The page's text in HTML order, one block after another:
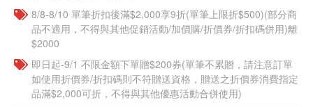
8/8-8/10 單筆折扣後滿$2,000享9折(單筆上限折$500)(部分商
品不適用，不得與其他促銷活動/加價購/折價券/折扣碼併用)離
$2000
即日起-9/1 不限金額下單贈$200券(單筆不累贈，請注意訂單
如使用折價券/折扣碼則不符贈送資格，贈送之折價券消費指定
品滿$2,000可折，不得與其他優惠活動合併使用)